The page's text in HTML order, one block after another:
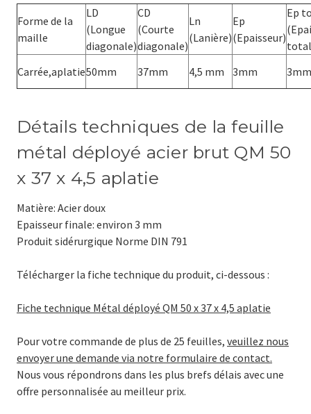
Forme de la
maille
LD
(Longue
diagonale)
CD
(Courte
diagonale)
Ln
(Lanière)
Ep
(Epaisseur)
Ep
Carrée,aplatie50mm 37mm 4,5 mm 3mm 3mm
Détails techniques de la feuille
métal déployé acier brut QM 50
x 37 x 4,5 aplatie
Matière: Acier doux
Epaisseur finale: environ 3 mm
Produit sidérurgique Norme DIN 791
Télécharger la fiche technique du produit, ci-dessous :
Fiche technique Métal déployé QM 50 x 37 x 4,5 aplatie
Pour votre commande de plus de 25 feuilles, veuillez nous
envoyer une demande via notre formulaire de contact.
Nous vous répondrons dans les plus brefs délais avec une
offre personnalisée au meilleur prix.